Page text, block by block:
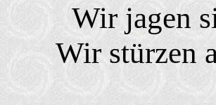
Wir jagen
Wir stürzen